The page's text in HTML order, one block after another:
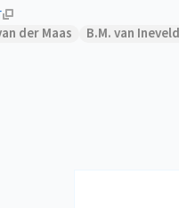
der Maas B.M. van Ineveld